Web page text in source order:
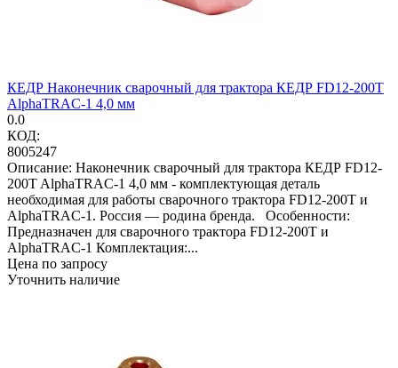
КЕДР Наконечник сварочный для трактора КЕДР FD12-200T
AlphaTRAC-1 4,0 мм
0.0
КОД:
8005247
Описание: Наконечник сварочный для трактора КЕДР FD12-
200T AlphaTRAC-1 4,0 мм - комплектующая деталь
необходимая для работы сварочного трактора FD12-200T и
AlphaTRAC-1. Россия — родина бренда. Особенности:
Предназначен для сварочного трактора FD12-200T и
AlphaTRAC-1 Комплектация:...
Цена по запросу
Уточнить наличие